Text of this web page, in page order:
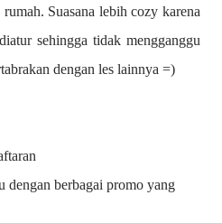
Suasana lebih cozy karena
sehingga tidak mengganggu
dengan les lainnya =)
dengan berbagai promo yang